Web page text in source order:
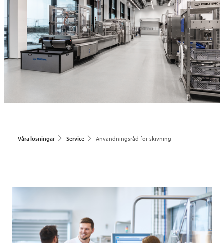
Våra lösningar Service Användningsråd för skivning